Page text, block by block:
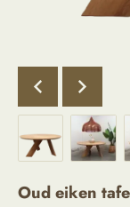
Oud eiken